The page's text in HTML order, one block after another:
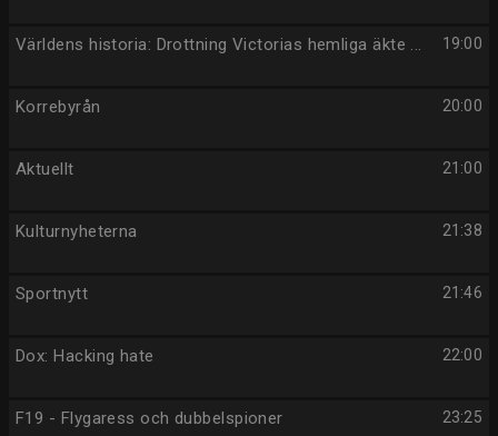
19:00
Världens historia: Drottning Victorias hemliga äkte ...
20:00
Korrebyrån
21:00
Aktuellt
21:38
Kulturnyheterna
21:46
Sportnytt
22:00
Dox: Hacking hate
23:25
F19 - Flygaress och dubbelspioner